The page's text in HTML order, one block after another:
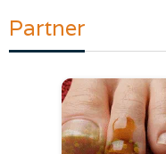
Partner